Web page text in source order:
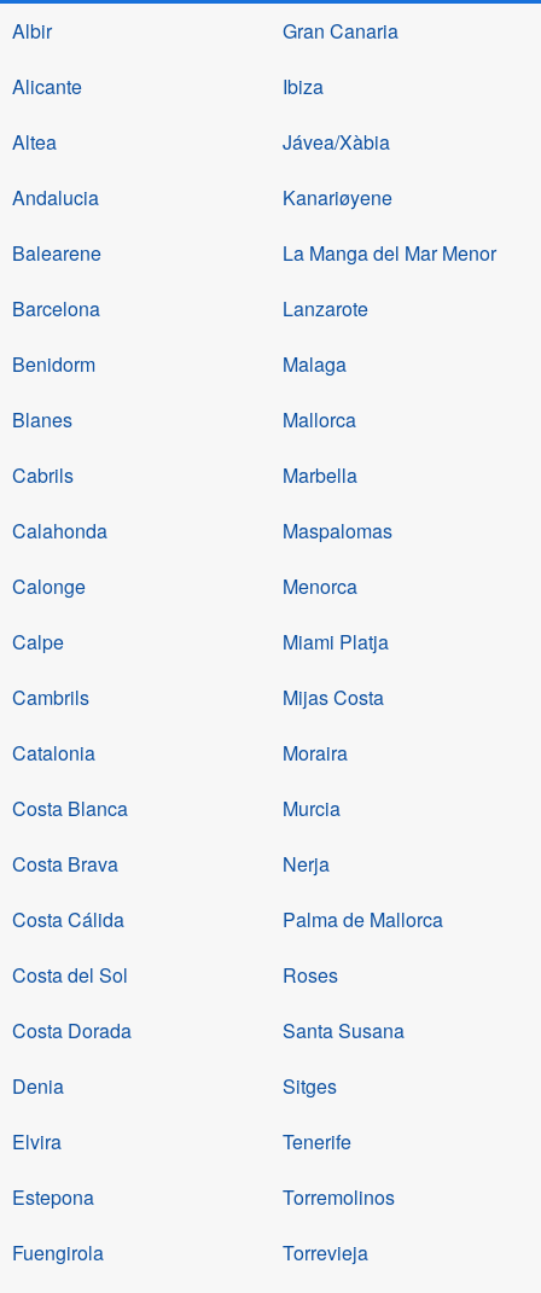
Albir
Alicante
Altea
Andalucia
Balearene
Barcelona
Benidorm
Blanes
Cabrils
Calahonda
Calonge
Calpe
Cambrils
Catalonia
Costa Blanca
Costa Brava
Costa Cálida
Costa del Sol
Costa Dorada
Denia
Elvira
Estepona
Fuengirola
Gran Canaria
Ibiza
Jávea/Xàbia
Kanariøyene
La Manga del Mar Menor
Lanzarote
Malaga
Mallorca
Marbella
Maspalomas
Menorca
Miami Platja
Mijas Costa
Moraira
Murcia
Nerja
Palma de Mallorca
Roses
Santa Susana
Sitges
Tenerife
Torremolinos
Torrevieja